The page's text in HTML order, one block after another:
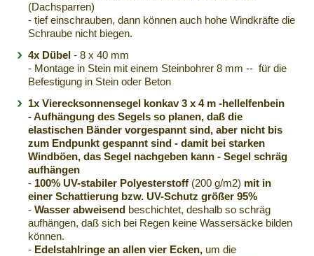
(Dachsparren)
- tief einschrauben, dann können auch hohe Windkräfte die
Schraube nicht biegen.
4x Dübel - 8 x 40 mm
- Montage in Stein mit einem Steinbohrer 8 mm -- für die
Befestigung in Stein oder Beton
1x Vierecksonnensegel konkav 3 x 4 m -hellelfenbein
-Aufhängung des Segels so planen, daß die
elastischen Bänder vorgespannt sind, aber nicht bis
zum Endpunkt gespannt sind - damit bei starken
Windböen, das Segel nachgeben kann - Segel schräg
aufhängen
- 100% UV-stabiler Polyesterstoff (200 g/m2) mit in
einer Schattierung bzw. UV-Schutz größer 95%
- Wasser abweisend beschichtet, deshalb so schräg
aufhängen, daß sich bei Regen keine Wassersäcke bilden
können.
- Edelstahlringe an allen vier Ecken, um die